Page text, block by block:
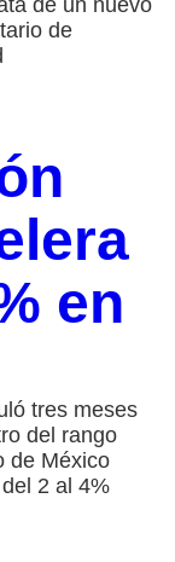
de
en
tres meses
del rango
de México
2 al 4%